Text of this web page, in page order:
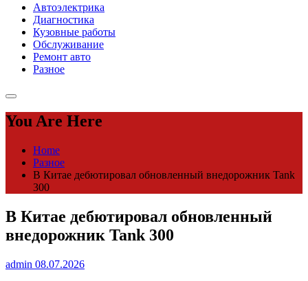
Автоэлектрика
Диагностика
Кузовные работы
Обслуживание
Ремонт авто
Разное
You Are Here
Home
Разное
В Китае дебютировал обновленный внедорожник Tank
300
В Китае дебютировал обновленный
внедорожник Tank 300
admin 08.07.2026